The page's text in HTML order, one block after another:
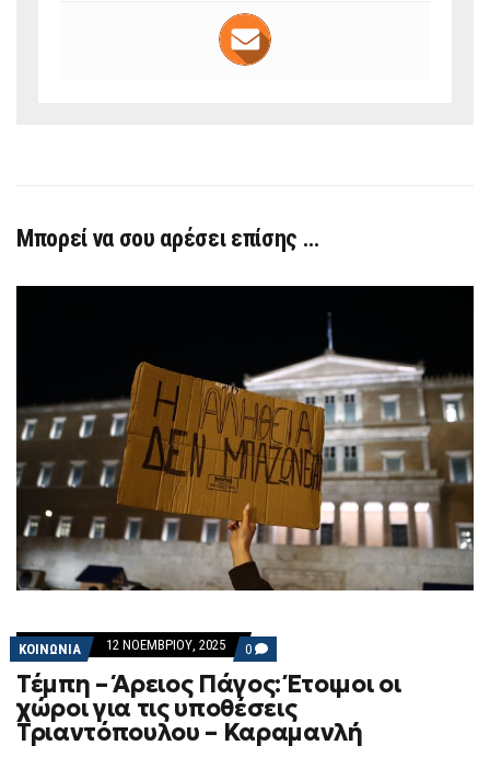
Μπορεί να σου αρέσει επίσης …
ΚΟΙΝΩΝΙΑ 12 ΝΟΕΜΒΡΊΟΥ, 2025 0 COMMENTS
ON
ΤΈΜΠΗ
–
ΆΡΕΙΟΣ
ΠΆΓΟΣ:
ΈΤΟΙΜΟΙ
Τέμπη – Άρειος Πάγος: Έτοιμοι οι
χώροι για τις υποθέσεις
Τριαντόπουλου – Καραμανλή